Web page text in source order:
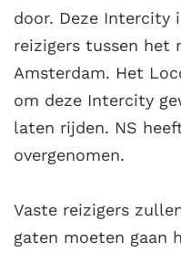
door. Deze Intercity
reizigers tussen het
Amsterdam. Het
om deze Intercity
laten rijden. NS
overgenomen.
Vaste reizigers
gaten moeten gaan